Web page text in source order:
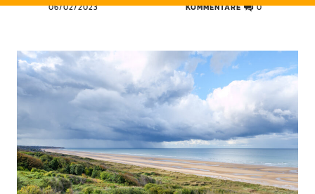
06/02/2023 KOMMENTARE 0